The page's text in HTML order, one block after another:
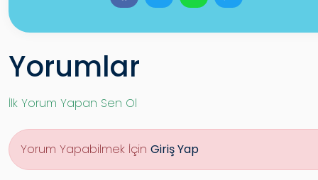
Yorumlar
İlk Yorum Yapan Sen Ol
Yorum Yapabilmek İçin Giriş Yap